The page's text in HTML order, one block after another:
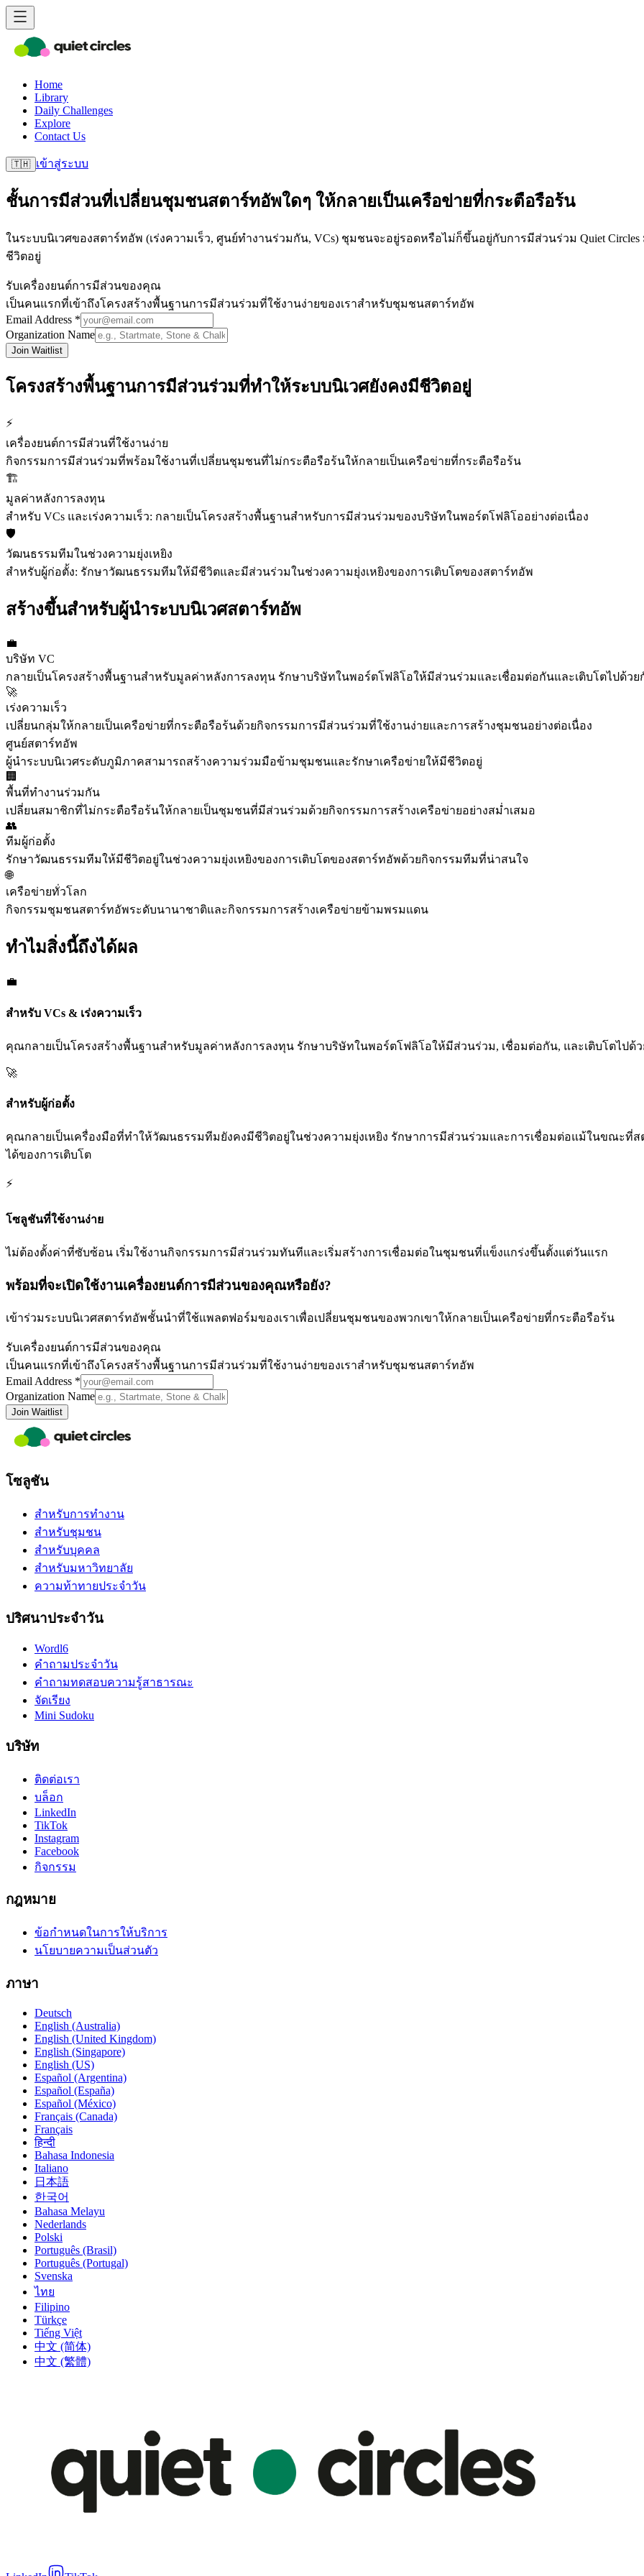
Home
Library
Daily Challenges
Explore
Contact Us
🇹🇭 เข้าสู่ระบบ
ชั้นการมีส่วนที่เปลี่ยนชุมชนสตาร์ทอัพใดๆ ให้กลายเป็นเครือข่ายที่กระตือรือร้น
ในระบบนิเวศของสตาร์ทอัพ (เร่งความเร็ว, ศูนย์ทำงานร่วมกัน, VCs) ชุมชนจะอยู่รอดหรือไม่ก็ขึ้นอยู่กับการมีส่วนร่วม Quiet
ชีวิตอยู่
รับเครื่องยนต์การมีส่วนของคุณ
เป็นคนแรกที่เข้าถึงโครงสร้างพื้นฐานการมีส่วนร่วมที่ใช้งานง่ายของเราสำหรับชุมชนสตาร์ทอัพ
Email Address *
Organization Name
Join Waitlist
โครงสร้างพื้นฐานการมีส่วนร่วมที่ทำให้ระบบนิเวศยังคงมีชีวิตอยู่
⚡
เครื่องยนต์การมีส่วนที่ใช้งานง่าย
กิจกรรมการมีส่วนร่วมที่พร้อมใช้งานที่เปลี่ยนชุมชนที่ไม่กระตือรือร้นให้กลายเป็นเครือข่ายที่กระตือรือร้น
🏗️
มูลค่าหลังการลงทุน
สำหรับ VCs และเร่งความเร็ว: กลายเป็นโครงสร้างพื้นฐานสำหรับการมีส่วนร่วมของบริษัทในพอร์ตโฟลิโออย่างต่อเนื่อง
🛡️
วัฒนธรรมทีมในช่วงความยุ่งเหยิง
สำหรับผู้ก่อตั้ง: รักษาวัฒนธรรมทีมให้มีชีวิตและมีส่วนร่วมในช่วงความยุ่งเหยิงของการเติบโตของสตาร์ทอัพ
สร้างขึ้นสำหรับผู้นำระบบนิเวศสตาร์ทอัพ
💼
บริษัท VC
กลายเป็นโครงสร้างพื้นฐานสำหรับมูลค่าหลังการลงทุน รักษาบริษัทในพอร์ตโฟลิโอให้มีส่วนร่วมและเชื่อมต่อกันและเติบโตไปด้ว
🚀
เร่งความเร็ว
เปลี่ยนกลุ่มให้กลายเป็นเครือข่ายที่กระตือรือร้นด้วยกิจกรรมการมีส่วนร่วมที่ใช้งานง่ายและการสร้างชุมชนอย่างต่อเนื่อง
ศูนย์สตาร์ทอัพ
ผู้นำระบบนิเวศระดับภูมิภาคสามารถสร้างความร่วมมือข้ามชุมชนและรักษาเครือข่ายให้มีชีวิตอยู่
🏢
พื้นที่ทำงานร่วมกัน
เปลี่ยนสมาชิกที่ไม่กระตือรือร้นให้กลายเป็นชุมชนที่มีส่วนร่วมด้วยกิจกรรมการสร้างเครือข่ายอย่างสม่ำเสมอ
👥
ทีมผู้ก่อตั้ง
รักษาวัฒนธรรมทีมให้มีชีวิตอยู่ในช่วงความยุ่งเหยิงของการเติบโตของสตาร์ทอัพด้วยกิจกรรมทีมที่น่าสนใจ
🌐
เครือข่ายทั่วโลก
กิจกรรมชุมชนสตาร์ทอัพระดับนานาชาติและกิจกรรมการสร้างเครือข่ายข้ามพรมแดน
ทำไมสิ่งนี้ถึงได้ผล
💼
สำหรับ VCs & เร่งความเร็ว
คุณกลายเป็นโครงสร้างพื้นฐานสำหรับมูลค่าหลังการลงทุน รักษาบริษัทในพอร์ตโฟลิโอให้มีส่วนร่วม, เชื่อมต่อกัน, และเติบโตไป
🚀
สำหรับผู้ก่อตั้ง
คุณกลายเป็นเครื่องมือที่ทำให้วัฒนธรรมทีมยังคงมีชีวิตอยู่ในช่วงความยุ่งเหยิง รักษาการมีส่วนร่วมและการเชื่อมต่อแม้ในขณะที่
ได้ของการเติบโต
⚡
โซลูชันที่ใช้งานง่าย
ไม่ต้องตั้งค่าที่ซับซ้อน เริ่มใช้งานกิจกรรมการมีส่วนร่วมทันทีและเริ่มสร้างการเชื่อมต่อในชุมชนที่แข็งแกร่งขึ้นตั้งแต่วันแรก
พร้อมที่จะเปิดใช้งานเครื่องยนต์การมีส่วนของคุณหรือยัง?
เข้าร่วมระบบนิเวศสตาร์ทอัพชั้นนำที่ใช้แพลตฟอร์มของเราเพื่อเปลี่ยนชุมชนของพวกเขาให้กลายเป็นเครือข่ายที่กระตือรือร้น
รับเครื่องยนต์การมีส่วนของคุณ
เป็นคนแรกที่เข้าถึงโครงสร้างพื้นฐานการมีส่วนร่วมที่ใช้งานง่ายของเราสำหรับชุมชนสตาร์ทอัพ
Email Address *
Organization Name
Join Waitlist
โซลูชัน
สำหรับการทำงาน
สำหรับชุมชน
สำหรับบุคคล
สำหรับมหาวิทยาลัย
ความท้าทายประจำวัน
ปริศนาประจำวัน
Wordl6
คำถามประจำวัน
คำถามทดสอบความรู้สาธารณะ
จัดเรียง
Mini Sudoku
บริษัท
ติดต่อเรา
บล็อก
LinkedIn
TikTok
Instagram
Facebook
กิจกรรม
กฎหมาย
ข้อกำหนดในการให้บริการ
นโยบายความเป็นส่วนตัว
ภาษา
Deutsch
English (Australia)
English (United Kingdom)
English (Singapore)
English (US)
Español (Argentina)
Español (España)
Español (México)
Français (Canada)
Français
हिन्दी
Bahasa Indonesia
Italiano
日本語
한국어
Bahasa Melayu
Nederlands
Polski
Português (Brasil)
Português (Portugal)
Svenska
ไทย
Filipino
Türkçe
Tiếng Việt
中文 (简体)
中文 (繁體)